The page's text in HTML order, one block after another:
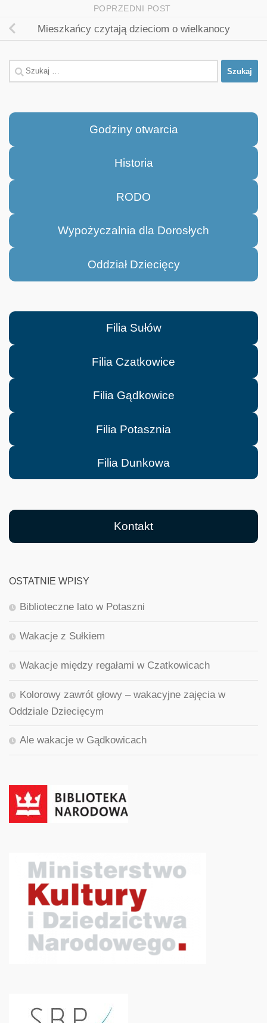
POPRZEDNI POST
Mieszkańcy czytają dzieciom o wielkanocy
Szukaj:
Godziny otwarcia
Historia
RODO
Wypożyczalnia dla Dorosłych
Oddział Dziecięcy
Filia Sułów
Filia Czatkowice
Filia Gądkowice
Filia Potasznia
Filia Dunkowa
Kontakt
OSTATNIE WPISY
Biblioteczne lato w Potaszni
Wakacje z Sułkiem
Wakacje między regałami w Czatkowicach
Kolorowy zawrót głowy – wakacyjne zajęcia w
Oddziale Dziecięcym
Ale wakacje w Gądkowicach